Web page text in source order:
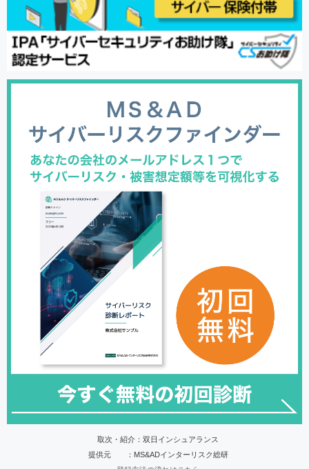
取次・紹介：双日インシュアランス
提供元 ：MS&ADインターリスク総研